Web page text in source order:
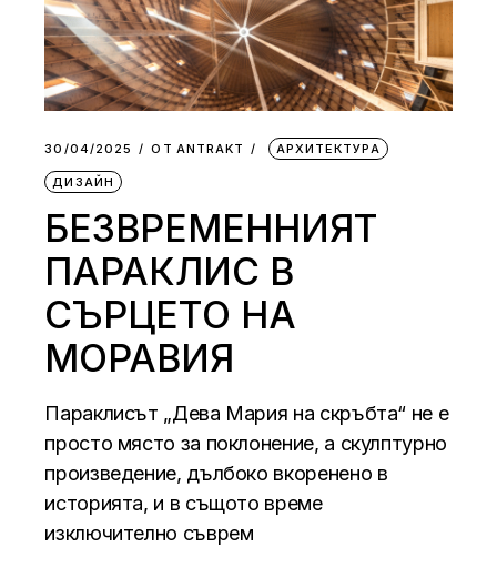
30/04/2025 ОТ АNTRAKT АРХИТЕКТУРА
ДИЗАЙН
БЕЗВРЕМЕННИЯТ
ПАРАКЛИС В
СЪРЦЕТО НА
МОРАВИЯ
Параклисът „Дева Мария на скръбта“ не е
просто място за поклонение, а скулптурно
произведение, дълбоко вкоренено в
историята, и в същото време
изключително съврем